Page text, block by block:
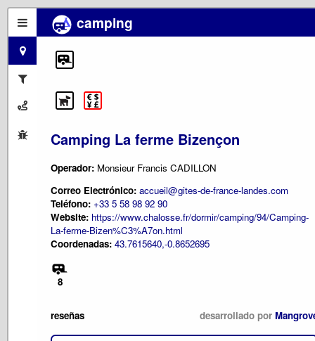
camping
Camping La ferme Bizençon
Operador: Monsieur Francis CADILLON
Correo Electrónico: accueil@gites-de-france-landes.com
Teléfono: +33 5 58 98 92 90
Website: https://www.chalosse.fr/dormir/camping/94/Camping-
La-ferme-Bizen%C3%A7on.html
Coordenadas: 43.7615640,-0.8652695
8
reseñas desarrollado por